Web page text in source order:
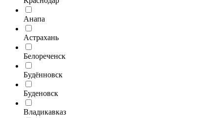
Анапа
Астрахань
Белореченск
Будённовск
Буденовск
Владикавказ